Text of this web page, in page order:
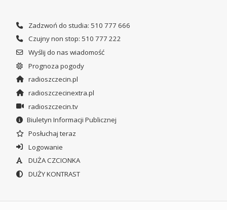
Zadzwoń do studia: 510 777 666
Czujny non stop: 510 777 222
Wyślij do nas wiadomość
Prognoza pogody
radioszczecin.pl
radioszczecinextra.pl
radioszczecin.tv
Biuletyn Informacji Publicznej
Posłuchaj teraz
Logowanie
DUŻA CZCIONKA
DUŻY KONTRAST